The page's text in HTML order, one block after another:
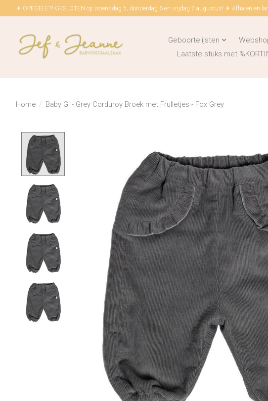
☀ OPEGELET! GESLOTEN op woensdag 5, donderdag 6 en vrijdag 7 augustus! ☀ Afhalen en
Geboortelijsten
Laatste stuks met
Home / Baby Gi - Grey Corduroy Broek met Frulletjes - Fox Grey